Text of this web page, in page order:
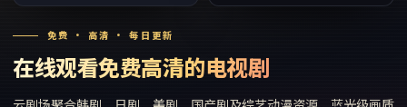
免费 · 高清 · 每日更新
在线观看免费高清的电视剧